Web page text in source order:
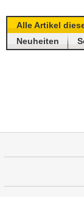
Alle Artikel
Neuheiten